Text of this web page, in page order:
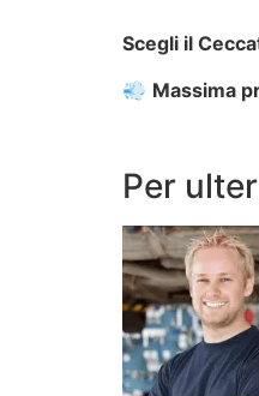
Scegli il
💨 Massima
Per